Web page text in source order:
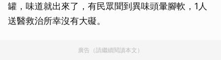
罐，味道就出來了，有民眾聞到異味頭暈腳軟，1人
送醫救治所幸沒有大礙。
廣告（請繼續閱讀本文）